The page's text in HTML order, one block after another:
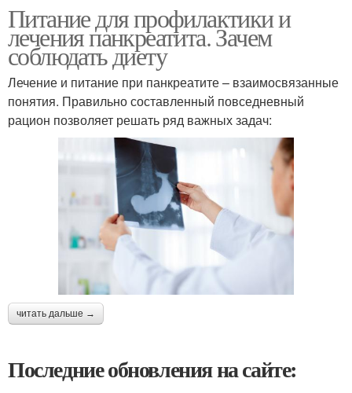
Питание для профилактики и
лечения панкреатита. Зачем
соблюдать диету
Лечение и питание при панкреатите – взаимосвязанные
понятия. Правильно составленный повседневный
рацион позволяет решать ряд важных задач:
читать дальше →
Последние обновления на сайте: